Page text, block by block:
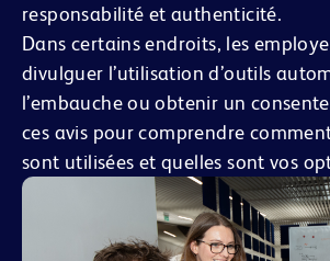
responsabilité et authenticité.
Dans certains endroits, les
divulguer l’utilisation d’outils
l’embauche ou obtenir un
ces avis pour comprendre
sont utilisées et quelles sont vos